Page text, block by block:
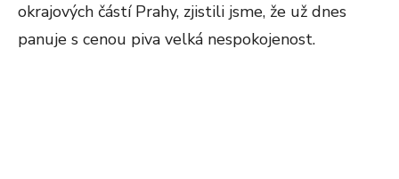
okrajových částí Prahy, zjistili jsme, že už dnes
panuje s cenou piva velká nespokojenost.